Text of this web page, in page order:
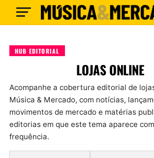
HUB EDITORIAL
LOJAS ONLINE
Acompanhe a cobertura editorial de
Música & Mercado, com notícias,
movimentos de mercado e matérias
editorias em que este tema aparece
frequência.